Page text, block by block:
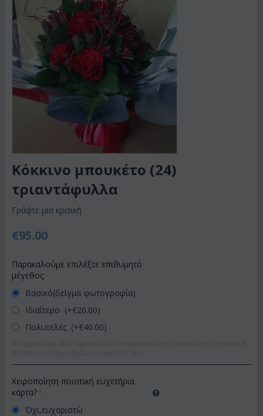
Κόκκινο μπουκέτο (24)
τριαντάφυλλα
Γράψτε μια κριτική
€95.00
Παρακαλούμε επιλέξτε επιθυμητό
μέγεθος:
Βασικό(δείγμα φωτογραφία)
Ιδιαίτερο (+€20.00)
Πολυτελές (+€40.00)
Χειροποίητη ποιοτική ευχετήρια
κάρτα? :
Όχι,ευχαριστώ